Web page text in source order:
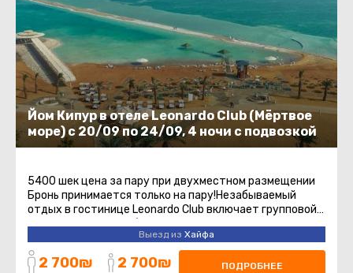
Йом Кипур в отеле Leonardo Club (Мёртвое
море) с 20/09 по 24/09, 4 ночи с подвозкой
5400 шек цена за пару при двухместном размещении
Бронь принимается только на пару!Незабываемый
отдых в гостинице Leonardo Club включает групповой
трансфер с точки сбора до ...
Выезд из Хайфа
2 700₪ 2 700₪ ПОДРОБНЕЕ